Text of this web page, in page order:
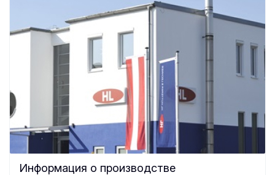
Информация о производстве